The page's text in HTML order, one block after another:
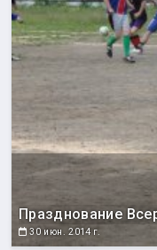
30 июн. 2014 г.